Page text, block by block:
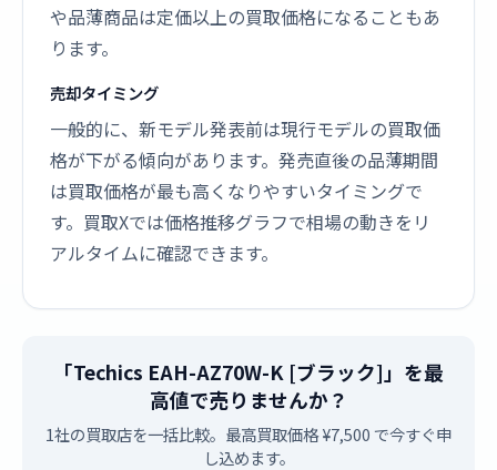
や品薄商品は定価以上の買取価格になることもあ
ります。
売却タイミング
一般的に、新モデル発表前は現行モデルの買取価
格が下がる傾向があります。発売直後の品薄期間
は買取価格が最も高くなりやすいタイミングで
す。買取Xでは価格推移グラフで相場の動きをリ
アルタイムに確認できます。
「Techics EAH-AZ70W-K [ブラック]」を最
高値で売りませんか？
1社の買取店を一括比較。最高買取価格 ¥7,500 で今すぐ申
し込めます。